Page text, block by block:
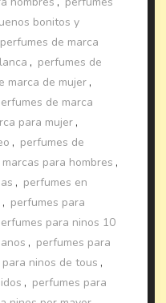
bonitos y
perfumes de marca
, perfumes de
marca de mujer ,
de marca
para mujer ,
, perfumes de
para hombres ,
, perfumes en
, perfumes para
para ninos 10
, perfumes para
ninos de tous ,
, perfumes para